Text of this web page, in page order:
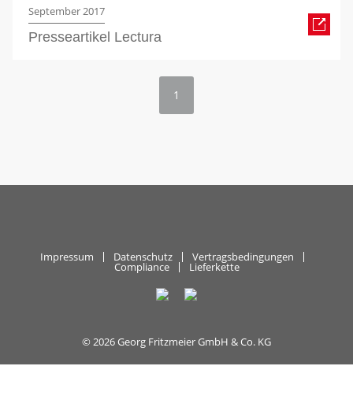
September 2017
Presseartikel Lectura
1
Impressum Datenschutz Vertragsbedingungen
Compliance Lieferkette
© 2026 Georg Fritzmeier GmbH & Co. KG